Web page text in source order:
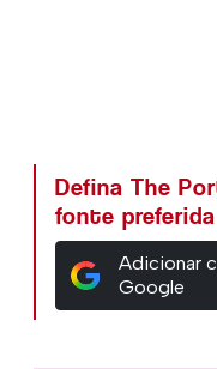
Defina The
fonte
Adicionar
Google